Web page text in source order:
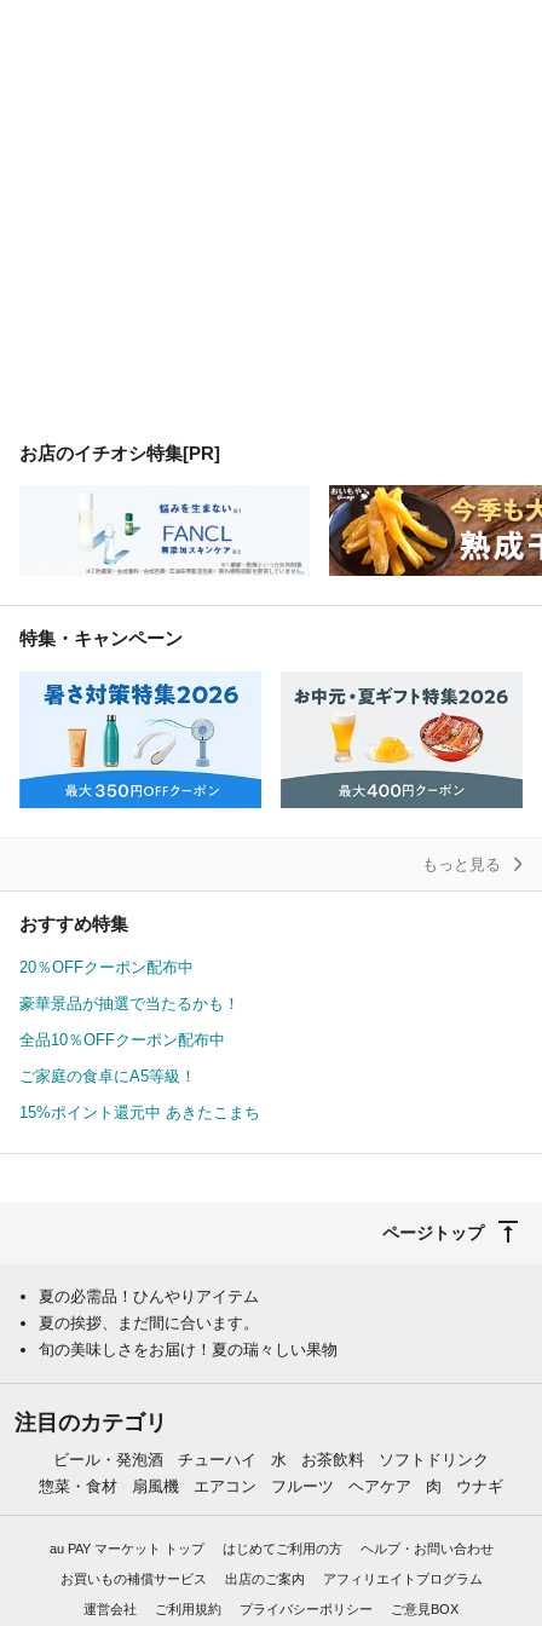
お店のイチオシ特集[PR]
特集・キャンペーン
もっと見る
おすすめ特集
20％OFFクーポン配布中
豪華景品が抽選で当たるかも！
全品10％OFFクーポン配布中
ご家庭の食卓にA5等級！
15%ポイント還元中 あきたこまち
ページトップ
夏の必需品！ひんやりアイテム
夏の挨拶、まだ間に合います。
旬の美味しさをお届け！夏の瑞々しい果物
注目のカテゴリ
ビール・発泡酒 チューハイ 水 お茶飲料
ソフトドリンク
惣菜・食材
扇風機 エアコン フルーツ ヘアケア 肉 ウナギ
au PAY マーケット トップ はじめてご利用の方 ヘルプ・お問い合わせ
お買いもの補償サービス 出店のご案内 アフィリエイトプログラム
運営会社 ご利用規約 プライバシーポリシー ご意見BOX